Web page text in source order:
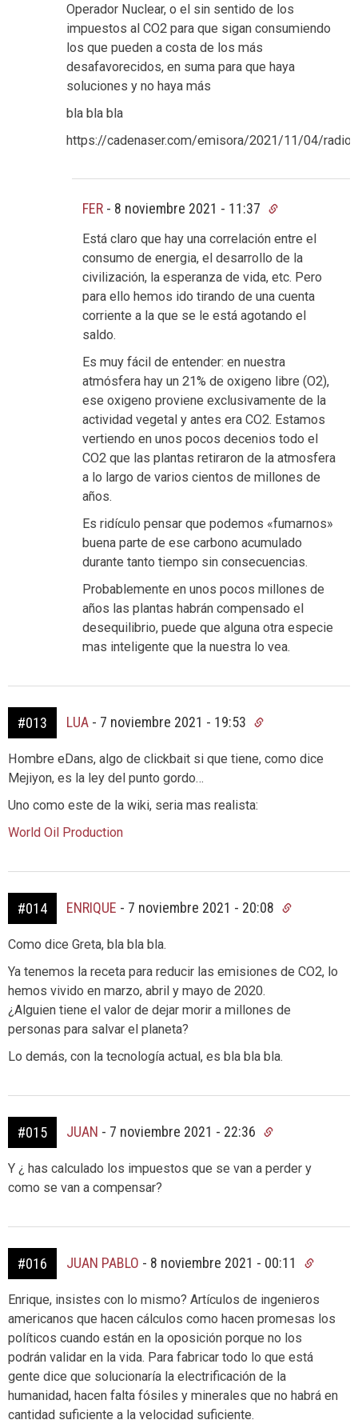
Operador Nuclear, o el sin sentido de los
impuestos al CO2 para que sigan consumiendo
los que pueden a costa de los más
desafavorecidos, en suma para que haya
soluciones y no haya más
bla bla bla
https://cadenaser.com/emisora/2021/11/04/
FER - 8 noviembre 2021 - 11:37
Está claro que hay una correlación entre el
consumo de energia, el desarrollo de la
civilización, la esperanza de vida, etc. Pero
para ello hemos ido tirando de una cuenta
corriente a la que se le está agotando el
saldo.
Es muy fácil de entender: en nuestra
atmósfera hay un 21% de oxigeno libre (O2),
ese oxigeno proviene exclusivamente de la
actividad vegetal y antes era CO2. Estamos
vertiendo en unos pocos decenios todo el
CO2 que las plantas retiraron de la atmosfera
a lo largo de varios cientos de millones de
años.
Es ridículo pensar que podemos «fumarnos»
buena parte de ese carbono acumulado
durante tanto tiempo sin consecuencias.
Probablemente en unos pocos millones de
años las plantas habrán compensado el
desequilibrio, puede que alguna otra especie
mas inteligente que la nuestra lo vea.
#013 LUA - 7 noviembre 2021 - 19:53
Hombre eDans, algo de clickbait si que tiene, como dice
Mejiyon, es la ley del punto gordo…
Uno como este de la wiki, seria mas realista:
World Oil Production
#014 ENRIQUE - 7 noviembre 2021 - 20:08
Como dice Greta, bla bla bla.
Ya tenemos la receta para reducir las emisiones de CO2, lo
hemos vivido en marzo, abril y mayo de 2020.
¿Alguien tiene el valor de dejar morir a millones de
personas para salvar el planeta?
Lo demás, con la tecnología actual, es bla bla bla.
#015 JUAN - 7 noviembre 2021 - 22:36
Y ¿ has calculado los impuestos que se van a perder y
como se van a compensar?
#016 JUAN PABLO - 8 noviembre 2021 - 00:11
Enrique, insistes con lo mismo? Artículos de ingenieros
americanos que hacen cálculos como hacen promesas los
políticos cuando están en la oposición porque no los
podrán validar en la vida. Para fabricar todo lo que está
gente dice que solucionaría la electrificación de la
humanidad, hacen falta fósiles y minerales que no habrá en
cantidad suficiente a la velocidad suficiente.